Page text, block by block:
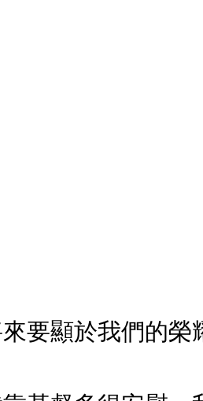
要顯於我們的榮